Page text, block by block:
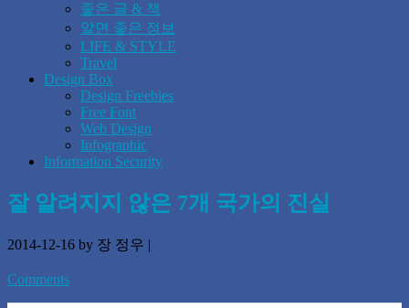
좋은 글 & 책
알면 좋은 정보
LIFE & STYLE
Travel
Design Box
Design Freebies
Free Font
Web Design
Infographic
Information Security
잘 알려지지 않은 7개 국가의 진실
2014-12-16 by 장 정우 |
Comments